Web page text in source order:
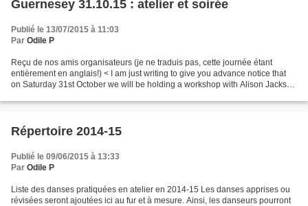
Guernesey 31.10.15 : atelier et soirée
Publié le 13/07/2015 à 11:03
Par Odile P
Reçu de nos amis organisateurs (je ne traduis pas, cette journée étant
entièrement en anglais!) < I am just writing to give you advance notice that
on Saturday 31st October we will be holding a workshop with Alison Jackson
Répertoire 2014-15
Publié le 09/06/2015 à 13:33
Par Odile P
Liste des danses pratiquées en atelier en 2014-15 Les danses apprises ou
révisées seront ajoutées ici au fur et à mesure. Ainsi, les danseurs pourront